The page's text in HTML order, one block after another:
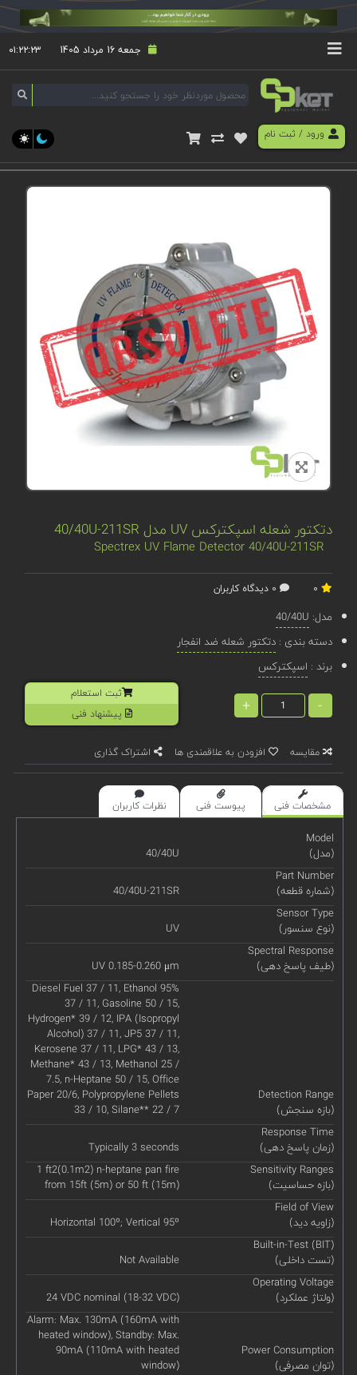
جمعه 16 مرداد 1405 ۰۱:۲۲:۲۴
ورود/ ثبت نام
دتکتور شعله اسپکترکس UV مدل 40/40U-211SR
Spectrex UV Flame Detector 40/40U-211SR
مدل: 40/40U
دسته بندی :دتکتور شعله ضد انفجار
برند : اسپکترکس
-
+
ثبت استعلام
پیشنهاد فنی
مقایسه افزودن به علاقمندی ها اشتراک گذاری
مشخصات فنی پیوست فنی نظرات کاربران
Model
(مدل)
40/40U
Part Number
(شماره قطعه)
40/40U-211SR
Sensor Type
(نوع سنسور)
UV
Spectral Response
(طیف پاسخ دهی)
UV 0.185-0.260 μm
Detection Range
(بازه سنجش)
Diesel Fuel 37 / 11, Ethanol 95%
37 / 11, Gasoline 50 / 15,
Hydrogen* 39 / 12, IPA (Isopropyl
Alcohol) 37 / 11, JP5 37 / 11,
Kerosene 37 / 11, LPG* 43 / 13,
Methane* 43 / 13, Methanol 25 /
7.5, n-Heptane 50 / 15, Office
Paper 20/6, Polypropylene Pellets
33 / 10, Silane** 22 / 7
Response Time
(زمان پاسخ دهی)
Typically 3 seconds
Sensitivity Ranges
(بازه حساسیت)
1 ft2(0.1m2) n-heptane pan fire
from 15ft (5m) or 50 ft (15m)
Field of View
(زاویه دید)
Horizontal 100º; Vertical 95º
Built-in-Test (BIT)
(تست داخلی)
Not Available
Operating Voltage
(ولتاژ عملکرد)
24 VDC nominal (18-32 VDC)
Power Consumption
(توان مصرفی)
Alarm: Max. 130mA (160mA with
heated window), Standby: Max.
90mA (110mA with heated
window)